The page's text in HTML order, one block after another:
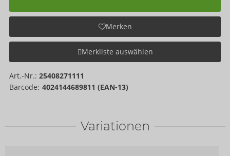
Merken
Merkliste auswählen
Art.-Nr.: 25408271111
Barcode: 4024144689811 (EAN-13)
Variationen